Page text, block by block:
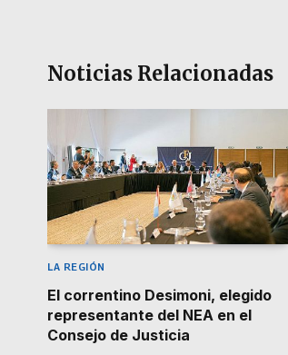
Noticias Relacionadas
LA REGIÓN
El correntino Desimoni, elegido
representante del NEA en el
Consejo de Justicia